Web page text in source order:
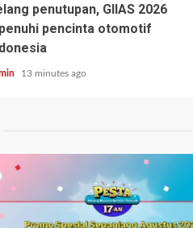
penutupan, GIIAS 2026
pencinta otomotif
13 minutes ago